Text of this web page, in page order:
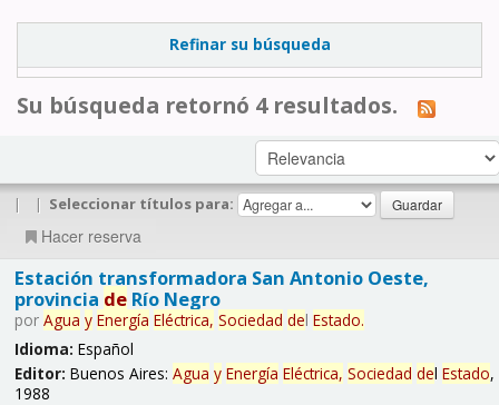
Refinar su búsqueda
Su búsqueda retornó 4 resultados.
| | Seleccionar títulos para:
Hacer reserva
Estación transformadora San Antonio Oeste,
provincia deRío Negro
por Agua y Energía Eléctrica, Sociedad del Estado.
Idioma: Español
Editor: Buenos Aires: Agua y Energía Eléctrica, Sociedad del Estado,
1988